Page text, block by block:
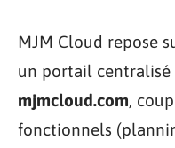
MJM Cloud repose
un portail centralisé
mjmcloud.com,
fonctionnels